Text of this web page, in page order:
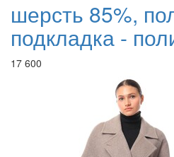
шерсть 85%,
подкладка -
17 600